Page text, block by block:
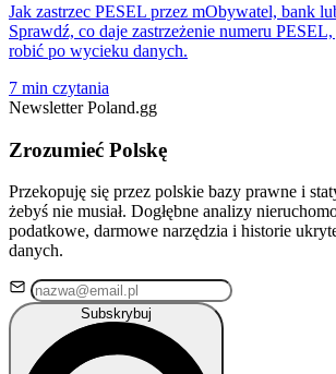
Jak zastrzec PESEL przez mObywatel, bank
Sprawdź, co daje zastrzeżenie numeru
robić po wycieku danych.
7 min czytania
Newsletter Poland.gg
Zrozumieć Polskę
Przekopuję się przez polskie bazy prawne i
żebyś nie musiał. Dogłębne analizy
podatkowe, darmowe narzędzia i historie
danych.
Subskrybuj